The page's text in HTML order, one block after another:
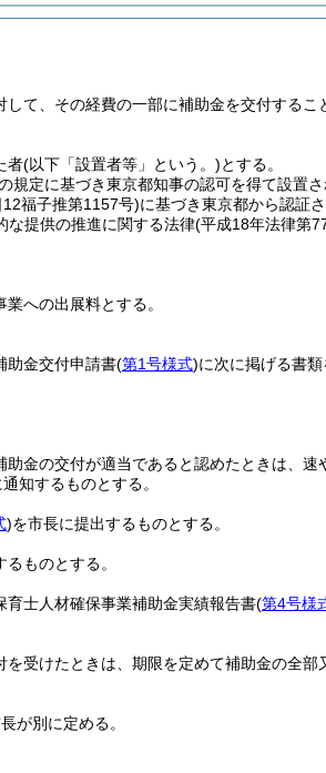
て、その経費の一部に補助金を交付する
者(以下「設置者等」という。)とする。
規定に基づき東京都知事の認可を得て設置
福子推第1157号)に基づき東京都から認証
な提供の推進に関する法律(平成18年法律第
への出展料とする。
助金交付申請書(第1号様式)に次に掲げる書
金の交付が適当であると認めたときは、速
知するものとする。
)を市長に提出するものとする。
ものとする。
士人材確保事業補助金実績報告書(第4号様
受けたときは、期限を定めて補助金の全部
が別に定める。